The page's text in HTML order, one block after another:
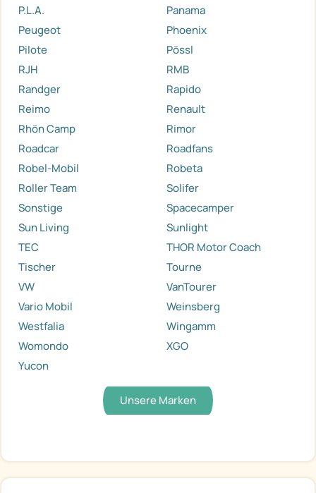
P.L.A.
Panama
Peugeot
Phoenix
Pilote
Pössl
RJH
RMB
Randger
Rapido
Reimo
Renault
Rhön Camp
Rimor
Roadcar
Roadfans
Robel-Mobil
Robeta
Roller Team
Solifer
Sonstige
Spacecamper
Sun Living
Sunlight
TEC
THOR Motor Coach
Tischer
Tourne
VW
VanTourer
Vario Mobil
Weinsberg
Westfalia
Wingamm
Womondo
XGO
Yucon
Unsere Marken